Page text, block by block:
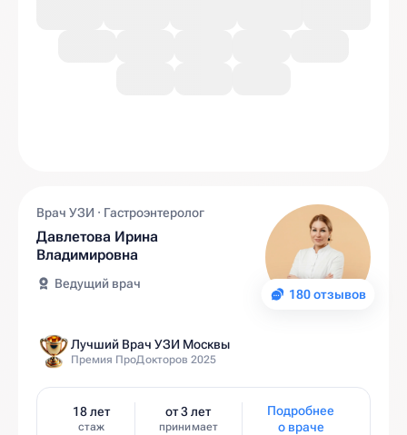
180 отзывов
Врач УЗИ · Гастроэнтеролог
Давлетова Ирина
Владимировна
Ведущий врач
Лучший Врач УЗИ Москвы
Премия ПроДокторов 2025
18 лет
стаж
от 3 лет
принимает
Подробнее
о враче